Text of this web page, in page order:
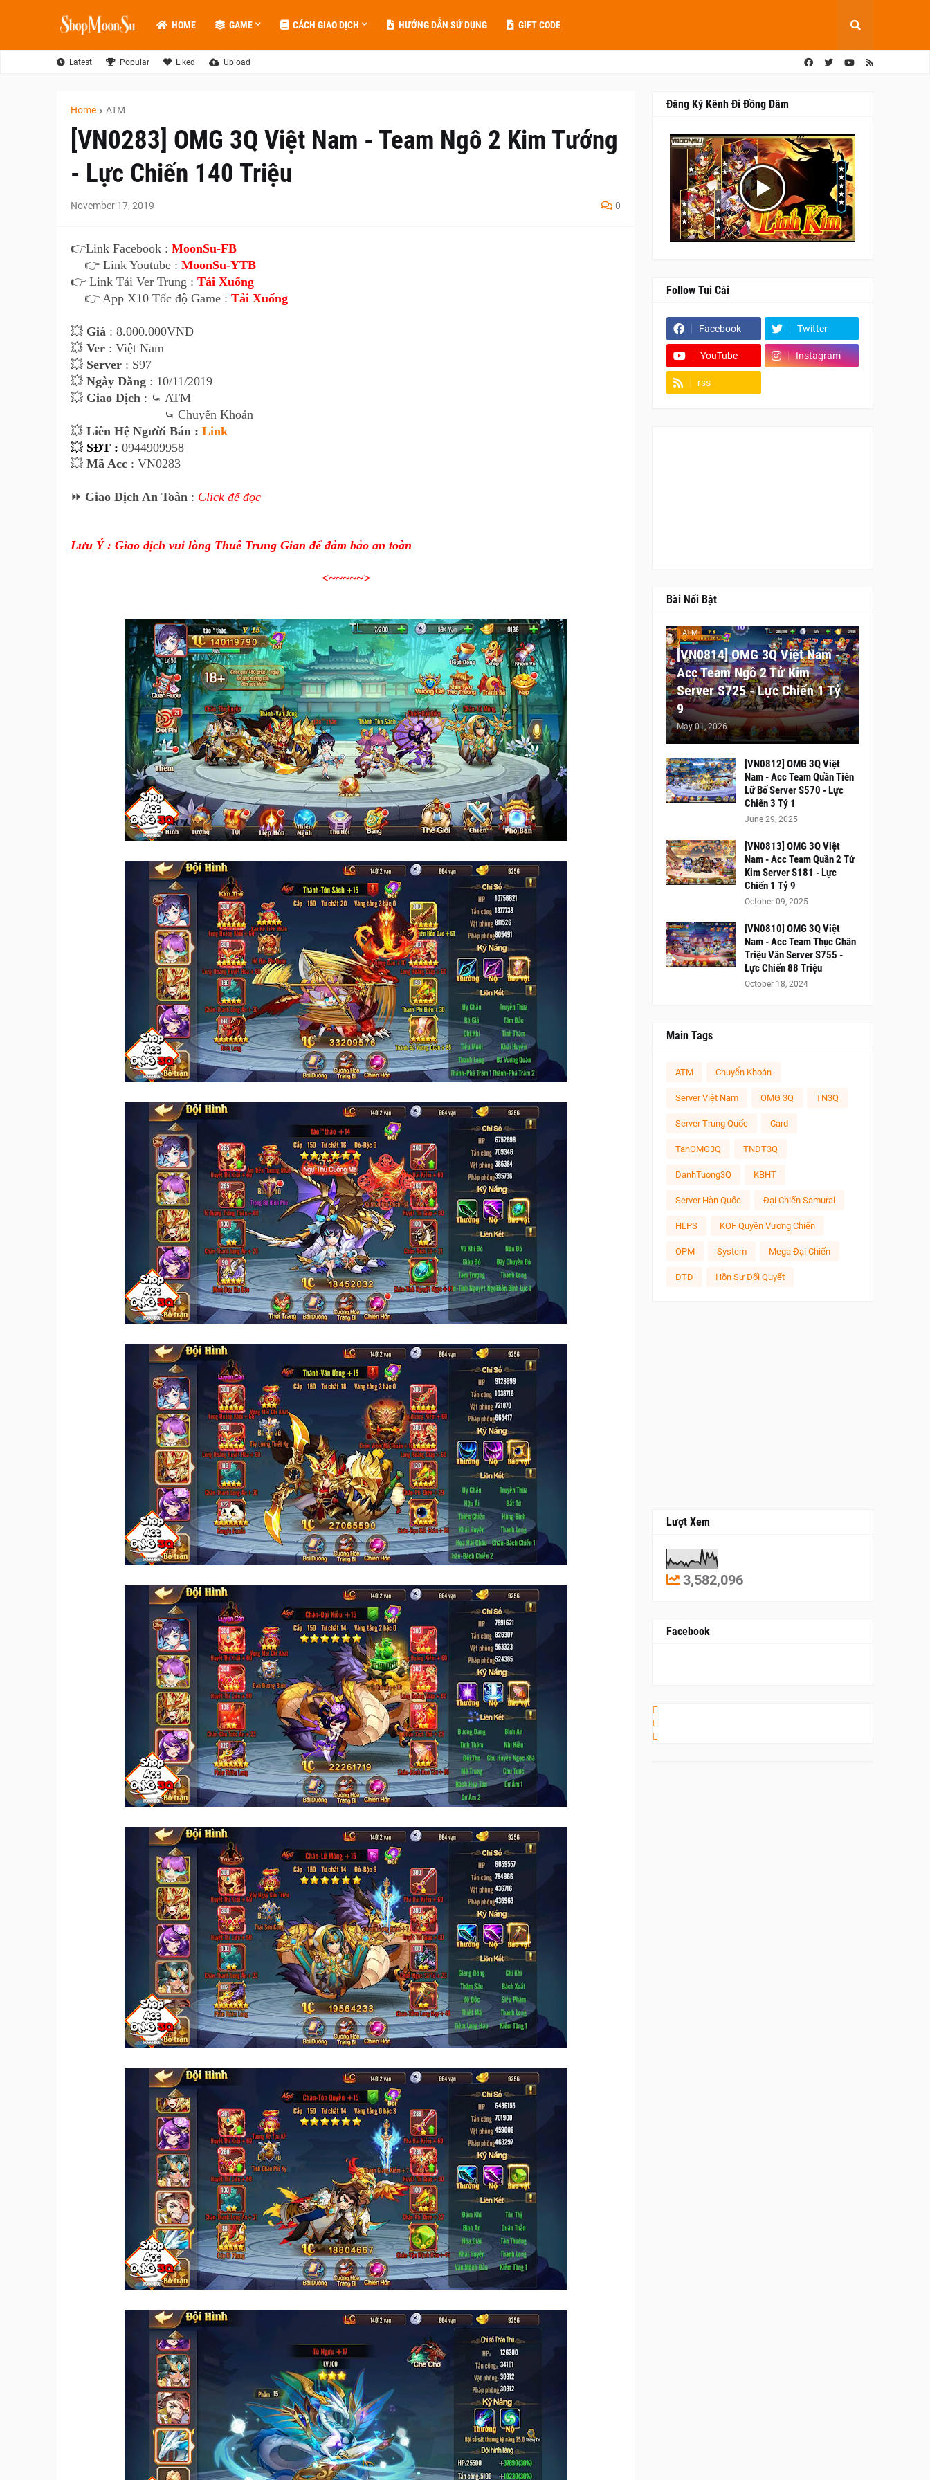
HOME GAME CÁCH GIAO DỊCH HƯỚNG DẪN SỬ DỤNG GIFT CODE
Latest Popular Liked Upload
Home ATM
[VN0283] OMG 3Q Việt Nam - Team Ngô 2 Kim Tướng
- Lực Chiến 140 Triệu
November 17, 2019 0
👉Link Facebook : MoonSu-FB
👉 Link Youtube : MoonSu-YTB
👉 Link Tải Ver Trung : Tải Xuống
👉 App X10 Tốc độ Game : Tải Xuống
💥 Giá : 8.000.000VNĐ
💥 Ver : Việt Nam
💥 Server : S97
💥 Ngày Đăng : 10/11/2019
💥 Giao Dịch : ⤿ ATM
⤿ Chuyển Khoản
💥 Liên Hệ Người Bán : Link
💥 SĐT : 0944909958
💥 Mã Acc : VN0283
⏩ Giao Dịch An Toàn : Click để đọc
Lưu Ý : Giao dịch vui lòng Thuê Trung Gian để đảm bảo an toàn
<~~~~~>
Đăng Ký Kênh Đi Đồng Dâm
Follow Tui Cái
Facebook Twitter
YouTube Instagram
rss
Bài Nổi Bật
ATM
[VN0814] OMG 3Q Việt Nam -
Acc Team Ngô 2 Tử Kim
Server S725 - Lực Chiến 1 Tỷ
9
May 01, 2026
[VN0812] OMG 3Q Việt
Nam - Acc Team Quần Tiên
Lữ Bố Server S570 - Lực
Chiến 3 Tỷ 1
June 29, 2025
[VN0813] OMG 3Q Việt
Nam - Acc Team Quần 2 Tử
Kim Server S181 - Lực
Chiến 1 Tỷ 9
October 09, 2025
[VN0810] OMG 3Q Việt
Nam - Acc Team Thục Chân
Triệu Vân Server S755 -
Lực Chiến 88 Triệu
October 18, 2024
Main Tags
ATM Chuyển Khoản
Server Việt Nam OMG 3Q TN3Q
Server Trung Quốc Card
TanOMG3Q TNDT3Q
DanhTuong3Q KBHT
Server Hàn Quốc Đại Chiến Samurai
HLPS KOF Quyền Vương Chiến
OPM System Mega Đại Chiến
DTD Hồn Sư Đối Quyết
Lượt Xem
3,582,096
Facebook